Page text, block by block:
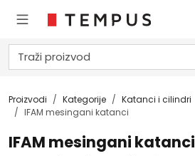
Proizvodi Kategorije
Katanci i cilindri
IFAM mesingani katanci
IFAM mesingani katanci